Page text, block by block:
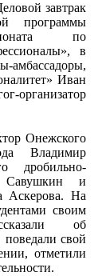
завтрак
программы
по
в
Иван
организатор
Онежского
Владимир
дробильно-
Савушкин и
Аскерова. На
своим
об
поведали свой
отметили